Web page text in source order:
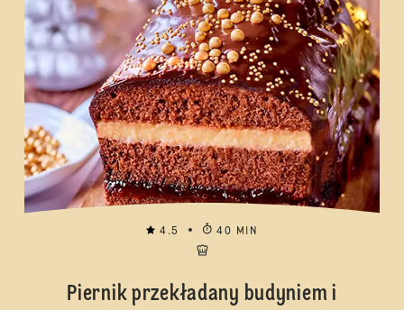
4.5 40 MIN
Piernik przekładany budyniem i